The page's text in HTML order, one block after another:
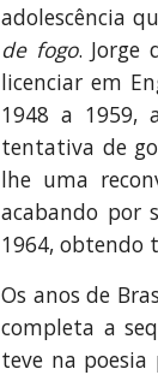
adolescência
de fogo. Jorge
licenciar em
1948 a 1959,
tentativa de
lhe uma
acabando por
1964, obtendo
Os anos de
completa a
teve na poesia